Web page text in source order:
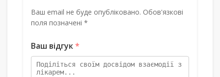
Ваш email не буде опубліковано. Обов'язкові
поля позначені *
Ваш відгук*